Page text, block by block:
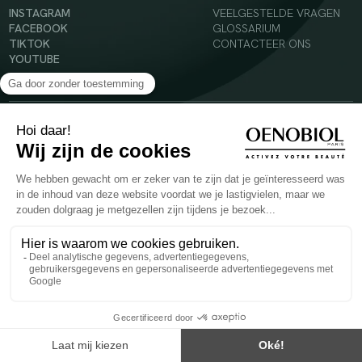
INSTAGRAM
FACEBOOK
TIKTOK
YOUTUBE
VEELGESTELDE VRAGEN
GLOSSARIUM
CONTACTEER ONS
© 2024 Oenobiol Paris
Voedingssupplement dat moet worden geconsumeerd als onderdeel van een gevarieerde,
evenwichtige voeding en een gezonde levensstijl. Aanbevolen dagelijkse dosis niet
overschrijden. Enkel voor volwassenen, buiten het bereik van kinderen houden.